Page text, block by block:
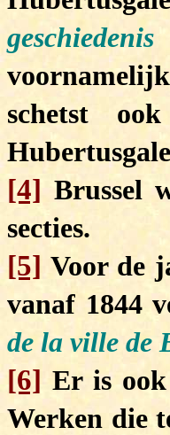
schetst
[4] Brussel
secties.
[5] Voor de
vanaf 1844
de la ville de
[6] Er is ook
Werken die